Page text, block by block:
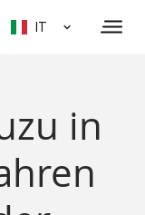
IT
in